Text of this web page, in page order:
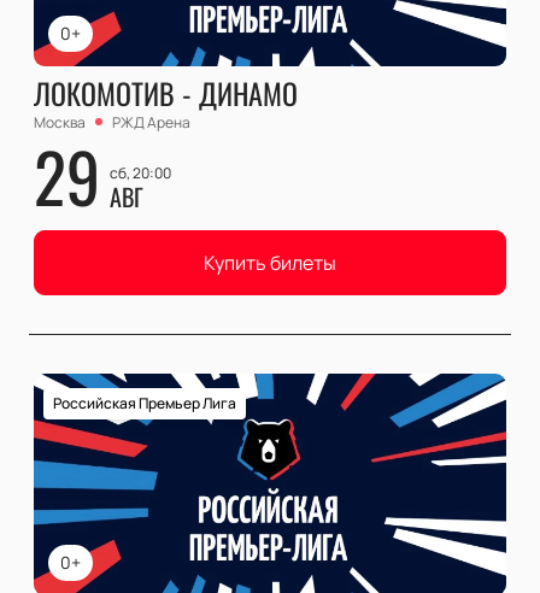
0+
ЛОКОМОТИВ - ДИНАМО
Москва РЖД Арена
29 сб, 20:00
АВГ
Купить билеты
0+
Российская Премьер Лига